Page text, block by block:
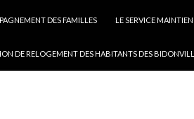
DES FAMILLES LE SERVICE
DE RELOGEMENT DES HABITANTS DES